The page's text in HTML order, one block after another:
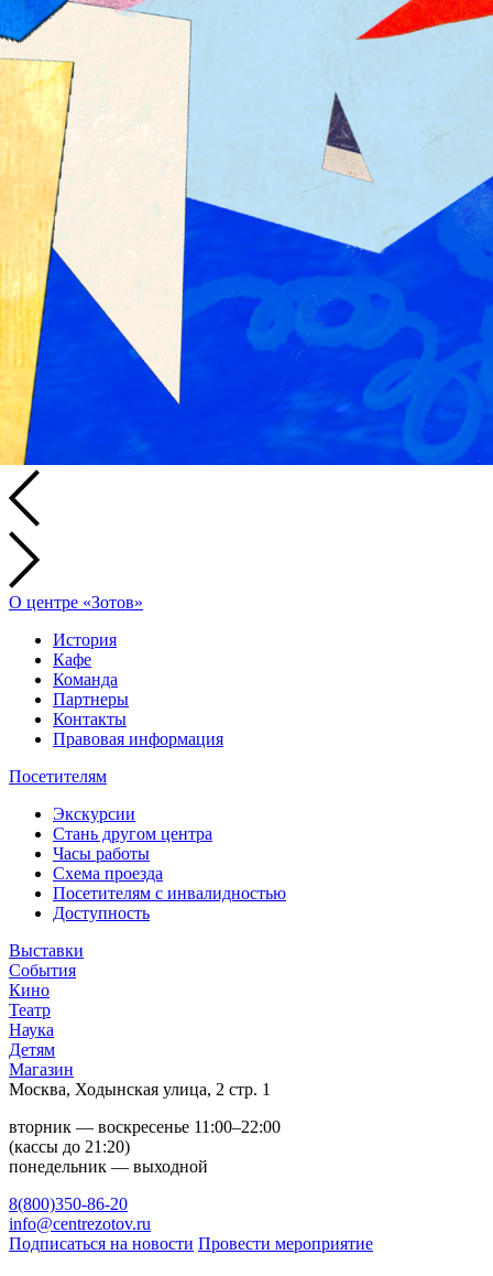
О центре «Зотов»
История
Кафе
Команда
Партнеры
Контакты
Правовая информация
Посетителям
Экскурсии
Стань другом центра
Часы работы
Схема проезда
Посетителям с инвалидностью
Доступность
Выставки
События
Кино
Театр
Наука
Детям
Магазин
Москва, Ходынская улица, 2 стр. 1
вторник — воскресенье 11:00–22:00
(кассы до 21:20)
понедельник — выходной
8(800)350-86-20
info@centrezotov.ru
Подписаться на новости Провести мероприятие